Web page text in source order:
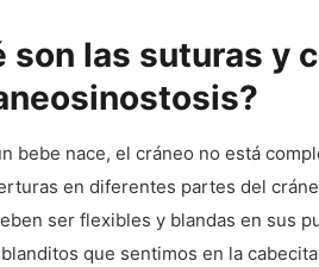
son las suturas y
bebe nace, el cráneo no está
en diferentes partes del
ser flexibles y blandas en sus
que sentimos en la